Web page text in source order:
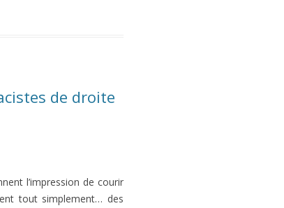
de droite
l’impression de courir
tout simplement… des